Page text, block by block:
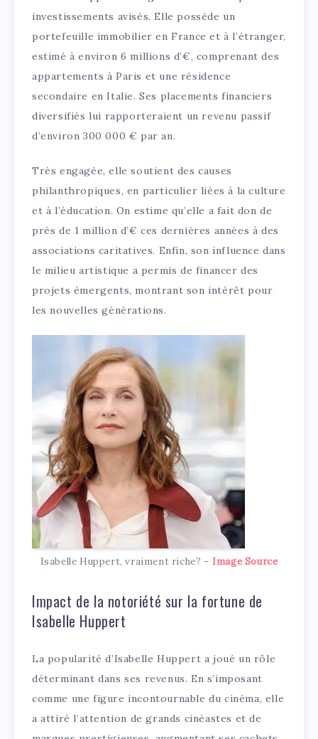
investissements avisés. Elle possède un
portefeuille immobilier en France et à l’étranger,
estimé à environ 6 millions d’€, comprenant des
appartements à Paris et une résidence
secondaire en Italie. Ses placements financiers
diversifiés lui rapporteraient un revenu passif
d’environ 300 000 € par an.
Très engagée, elle soutient des causes
philanthropiques, en particulier liées à la culture
et à l’éducation. On estime qu’elle a fait don de
près de 1 million d’€ ces dernières années à des
associations caritatives. Enfin, son influence dans
le milieu artistique a permis de financer des
projets émergents, montrant son intérêt pour
les nouvelles générations.
Isabelle Huppert, vraiment riche? – Image Source
Impact de la notoriété sur la fortune de
Isabelle Huppert
La popularité d’Isabelle Huppert a joué un rôle
déterminant dans ses revenus. En s’imposant
comme une figure incontournable du cinéma, elle
a attiré l’attention de grands cinéastes et de